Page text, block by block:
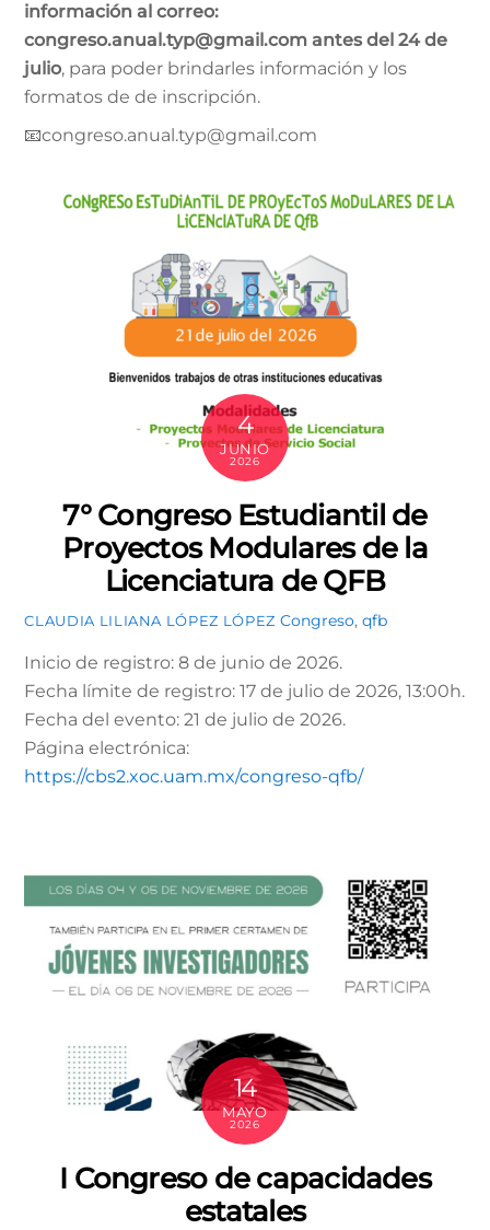
información al correo:
congreso.anual.typ@gmail.com antes del 24 de
julio, para poder brindarles información y los
formatos de de inscripción.
📧congreso.anual.typ@gmail.com
4
JUNIO
2026
7° Congreso Estudiantil de
Proyectos Modulares de la
Licenciatura de QFB
CLAUDIA LILIANA LÓPEZ LÓPEZ Congreso, qfb
Inicio de registro: 8 de junio de 2026.
Fecha límite de registro: 17 de julio de 2026, 13:00h.
Fecha del evento: 21 de julio de 2026.
Página electrónica:
https://cbs2.xoc.uam.mx/congreso-qfb/
14
MAYO
2026
I Congreso de capacidades
estatales